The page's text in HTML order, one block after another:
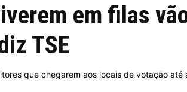
em filas
TSE
que chegarem aos locais de votação até